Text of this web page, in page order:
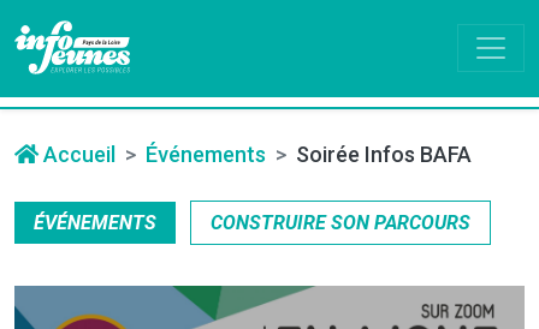
Accueil Événements Soirée Infos BAFA
ÉVÉNEMENTS CONSTRUIRE SON PARCOURS